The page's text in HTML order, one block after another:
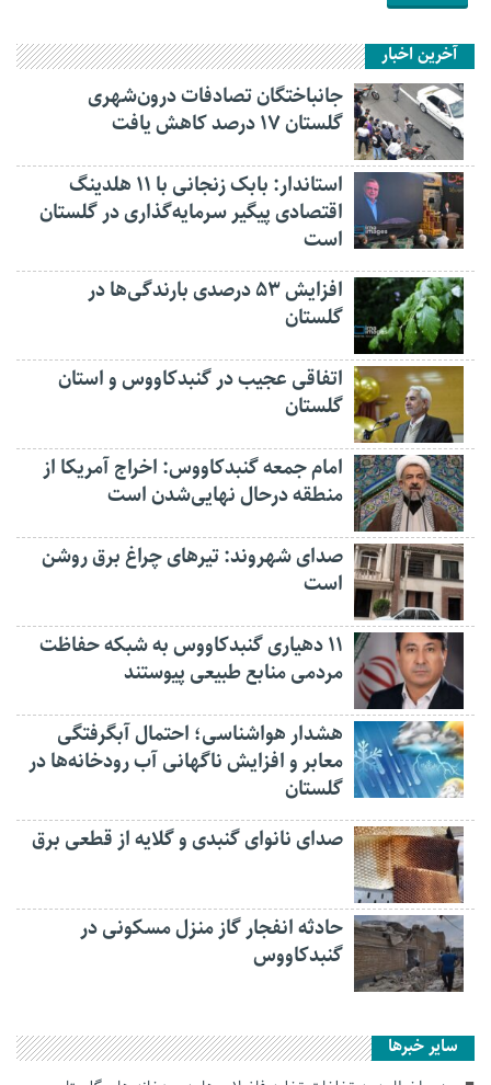
آخرین اخبار
جانباختگان تصادفات درون‌شهری
گلستان ۱۷ درصد کاهش یافت
استاندار: بابک زنجانی با ۱۱ هلدینگ
اقتصادی پیگیر سرمایه‌گذاری در گلستان
است
افزایش ۵۳ درصدی بارندگی‌ها در
گلستان
اتفاقی عجیب در‌ گنبدکاووس و استان
گلستان
امام جمعه گنبدکاووس: اخراج آمریکا از
منطقه درحال نهایی‌شدن است
صدای شهروند: تیرهای چراغ برق روشن
است
۱۱ دهیاری گنبدکاووس به شبکه حفاظت
مردمی منابع طبیعی پیوستند
هشدار هواشناسی؛ احتمال آبگرفتگی
معابر و افزایش ناگهانی آب رودخانه‌ها در
گلستان
صدای نانوای گنبدی و گلایه از قطعی برق
حادثه انفجار گاز منزل مسکونی در
گنبدکاووس
سایر خبرها